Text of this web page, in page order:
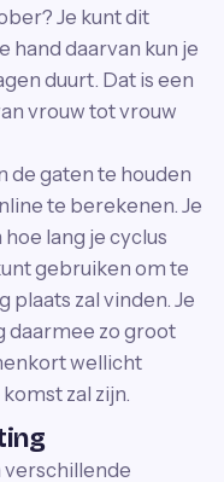
Je kunt dit
hand daarvan kun je
duurt. Dat is een
vrouw tot vrouw
de gaten te houden
te berekenen. Je
lang je cyclus
gebruiken om te
zal vinden. Je
daarmee zo groot
wellicht
zal zijn.
verschillende